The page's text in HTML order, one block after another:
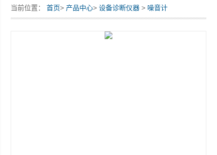
当前位置：首页> 产品中心>设备诊断仪器 > 噪音计